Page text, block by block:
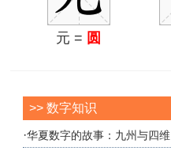
元 = 圆
>> 数字知识
·华夏数字的故事：九州与四维